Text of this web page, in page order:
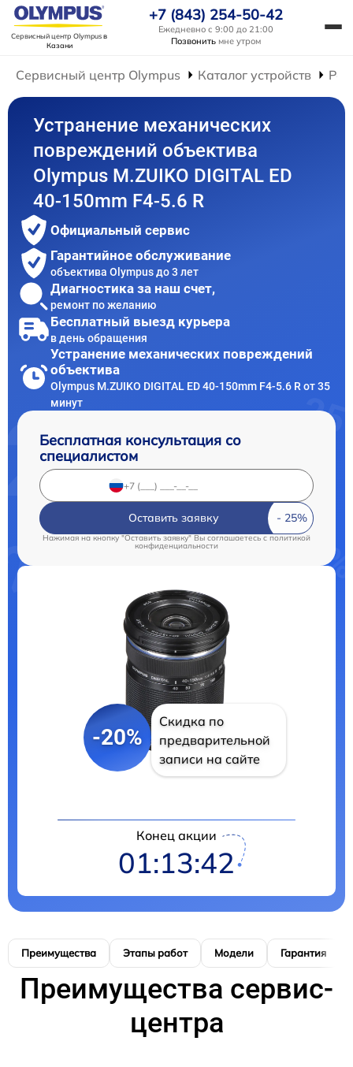
Сервисный центр Olympusв
Казани
+7 (843) 254-50-42
Ежедневно с 9:00 до 21:00
Позвонить мне утром
Сервисный центр Olympus Каталог устройств
Устранение механических
повреждений объектива
Olympus M.ZUIKO DIGITAL ED
40-150mm F4-5.6 R
Официальный сервис
Гарантийное обслуживание
объектива Olympus до 3 лет
Диагностика за наш счет,
ремонт по желанию
Бесплатный выезд курьера
в день обращения
Устранение механических повреждений
объектива
Olympus M.ZUIKO DIGITAL ED 40-150mm F4-5.6 R от 35
минут
Бесплатная консультация со
специалистом
Оставить заявку
Нажимая на кнопку "Оставить заявку" Вы соглашаетесь c политикой
конфиденциальности
-20%
Скидка по
предварительной
записи на сайте
Конец акции
01:13:42
Преимущества Этапы работ Модели Гарантия
Преимущества сервис-
центра